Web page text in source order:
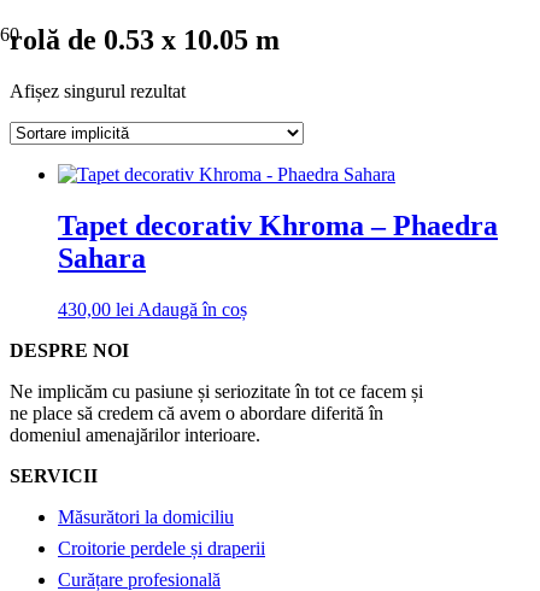
rolă de 0.53 x 10.05 m
Afișez singurul rezultat
Tapet decorativ Khroma – Phaedra
Sahara
430,00 lei Adaugă în coș
DESPRE NOI
Ne implicăm cu pasiune și seriozitate în tot ce facem și
ne place să credem că avem o abordare diferită în
domeniul amenajărilor interioare.
SERVICII
Măsurători la domiciliu
Croitorie perdele și draperii
Curățare profesională